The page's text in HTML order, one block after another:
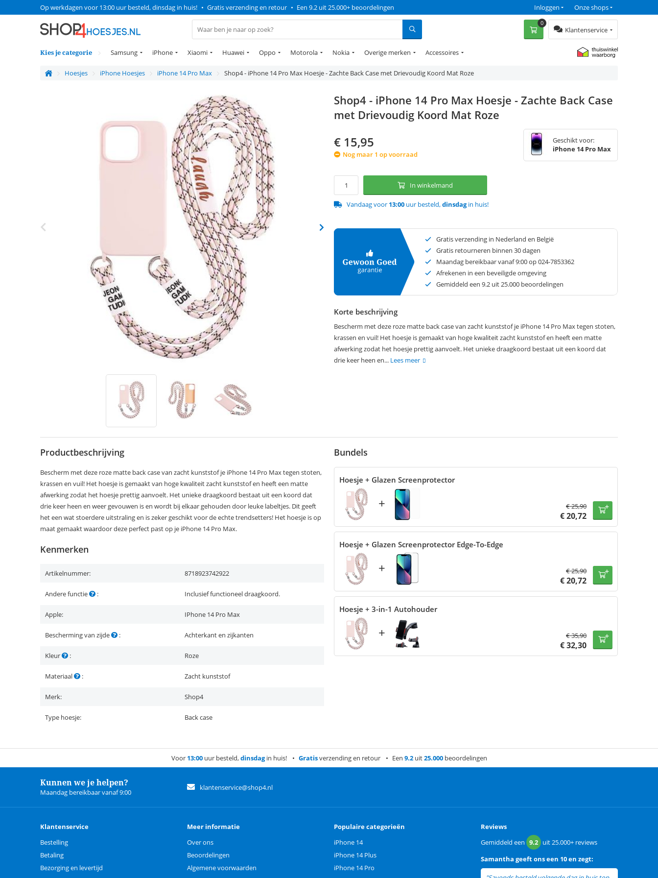
Op werkdagen voor 13:00 uur besteld, dinsdag in huis! • Gratis verzending en retour • Een 9.2 uit 25.000+ beoordelingen Onze shops
Inloggen
Klantenservice
0
Kies je categorie Samsung iPhone Xiaomi Huawei Oppo Motorola Nokia Overige merken Accessoires
Hoesjes iPhone Hoesjes iPhone 14 Pro Max Shop4 - iPhone 14 Pro Max Hoesje - Zachte Back Case met Drievoudig Koord Mat Roze
Shop4 - iPhone 14 Pro Max Hoesje - Zachte Back Case
met Drievoudig Koord Mat Roze
€ 15,95
Nog maar 1 op voorraad
Geschikt voor:
iPhone 14 Pro Max
In winkelmand
Vandaag voor 13:00 uur besteld,dinsdagin huis!
Gratis verzending in Nederland en België
Gratis retourneren binnen 30 dagen
Maandag bereikbaar vanaf 9:00 op 024-7853362
Afrekenen in een beveiligde omgeving
Gemiddeld een 9.2 uit 25.000 beoordelingen
Korte beschrijving
Bescherm met deze roze matte back case van zacht kunststof je iPhone 14 Pro Max tegen stoten,
krassen en vuil! Het hoesje is gemaakt van hoge kwaliteit zacht kunststof en heeft een matte
afwerking zodat het hoesje prettig aanvoelt. Het unieke draagkoord bestaat uit een koord dat
drie keer heen en... Lees meer
Productbeschrijving
Bescherm met deze roze matte back case van zacht kunststof je iPhone 14 Pro Max tegen stoten,
krassen en vuil! Het hoesje is gemaakt van hoge kwaliteit zacht kunststof en heeft een matte
afwerking zodat het hoesje prettig aanvoelt. Het unieke draagkoord bestaat uit een koord dat
drie keer heen en weer gevouwen is en wordt bij elkaar gehouden door leuke labeltjes. Dit geeft
het een wat stoerdere uitstraling en is zeker geschikt voor de echte trendsetters! Het hoesje is op
maat gemaakt waardoor deze perfect past op je iPhone 14 Pro Max.
Kenmerken
Artikelnummer: 8718923742922
Andere functie : Inclusief functioneel draagkoord.
Apple: IPhone 14 Pro Max
Bescherming van zijde : Achterkant en zijkanten
Kleur : Roze
Materiaal : Zacht kunststof
Merk: Shop4
Type hoesje: Back case
Bundels
Hoesje + Glazen Screenprotector
+ €25,90
€20,72
Hoesje + Glazen Screenprotector Edge-To-Edge
+ €25,90
€20,72
Hoesje + 3-in-1 Autohouder
+ €35,90
€32,30
Voor 13:00uur besteld,dinsdagin huis! Gratisverzending en retour Een 9.2uit25.000beoordelingen
Kunnen we je helpen?
Maandag bereikbaar vanaf 9:00
klantenservice@shop4.nl
Klantenservice
Bestelling
Betaling
Bezorging en levertijd
Meer informatie
Over ons
Beoordelingen
Algemene voorwaarden
Populaire categorieën
iPhone 14
iPhone 14 Plus
iPhone 14 Pro
Reviews
Gemiddeld een 9.2 uit25.000+ reviews
Samantha geeft ons een 10 en zegt: